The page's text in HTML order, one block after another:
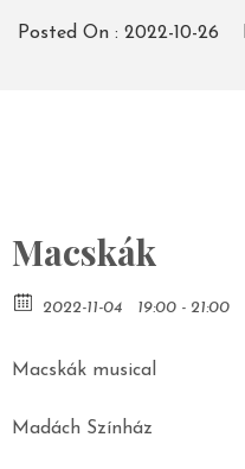
Posted On : 2022-10-26
Macskák
2022-11-04 19:00 - 21:00
Macskák musical
Madách Színház